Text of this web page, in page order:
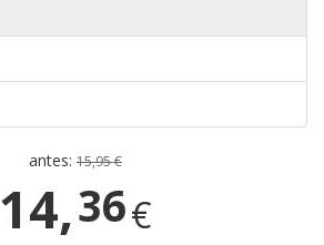
antes: 15,95 €
14,36€